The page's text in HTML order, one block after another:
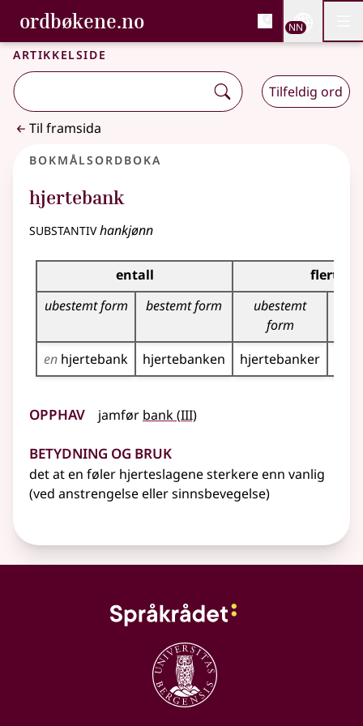
Gå til hovudinnhald
Tilgjenge
ordbøkene.no, Bokmålsordboka og
Bokmålsordboka og Nynorskordboka
NN
Artikkelside
Tilfeldig ord
Til framsida
Bokmålsordboka
hjertebank
substantivhankjønn
Bøyingstabell for dette substantivet
entall
flertall
ubestemt form
bestemt form
ubestemt
form
en hjertebank hjertebanken hjertebanker
Opphav jamfør bank(3
III)
Betydning og bruk
det at en føler hjerteslagene sterkere enn vanlig
(ved anstrengelseellersinnsbevegelse)